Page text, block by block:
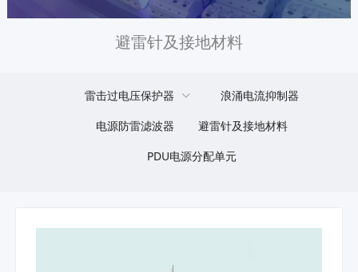
避雷针及接地材料
雷击过电压保护器
浪涌电流抑制器
电源防雷滤波器
避雷针及接地材料
PDU电源分配单元